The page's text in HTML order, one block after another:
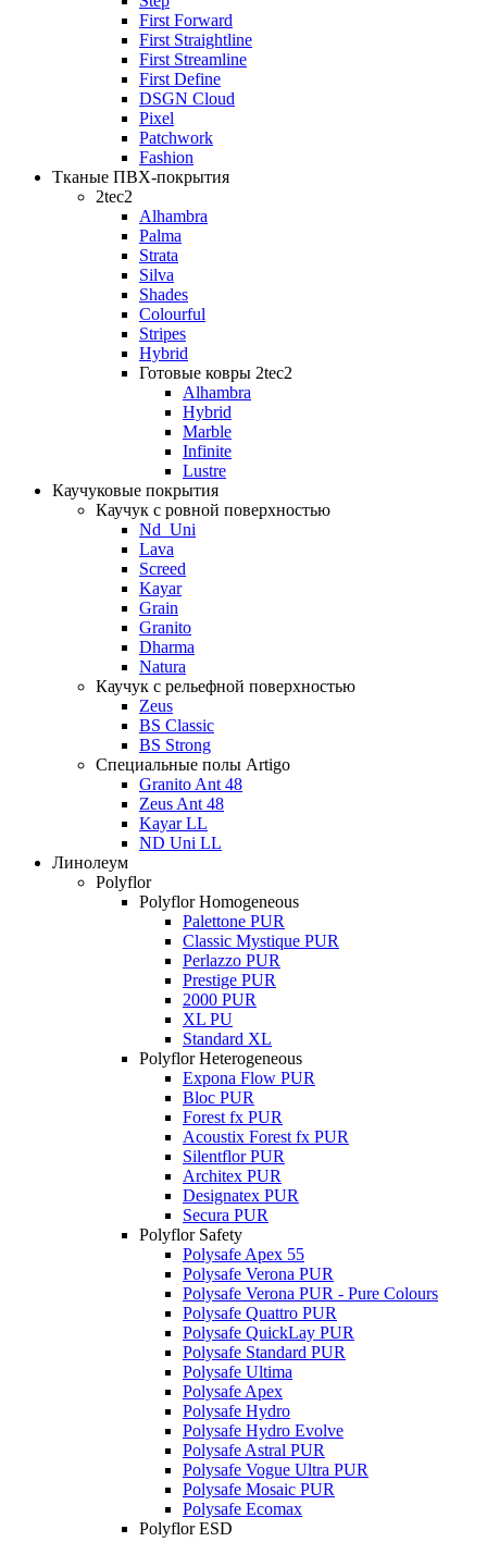
First Forward
First Straightline
First Streamline
First Define
DSGN Cloud
Pixel
Patchwork
Fashion
Тканые ПВХ-покрытия
2tec2
Alhambra
Palma
Strata
Silva
Shades
Colourful
Stripes
Hybrid
Готовые ковры 2tec2
Alhambra
Hybrid
Marble
Infinite
Lustre
Каучуковые покрытия
Каучук с ровной поверхностью
Nd_Uni
Lava
Screed
Kayar
Grain
Granito
Dharma
Natura
Каучук с рельефной поверхностью
Zeus
BS Classic
BS Strong
Специальные полы Artigo
Granito Ant 48
Zeus Ant 48
Kayar LL
ND Uni LL
Линолеум
Polyflor
Polyflor Homogeneous
Palettone PUR
Classic Mystique PUR
Perlazzo PUR
Prestige PUR
2000 PUR
XL PU
Standard XL
Polyflor Heterogeneous
Expona Flow PUR
Bloc PUR
Forest fx PUR
Acoustix Forest fx PUR
Silentflor PUR
Architex PUR
Designatex PUR
Secura PUR
Polyflor Safety
Polysafe Apex 55
Polysafe Verona PUR
Polysafe Verona PUR - Pure Colours
Polysafe Quattro PUR
Polysafe QuickLay PUR
Polysafe Standard PUR
Polysafe Ultima
Polysafe Apex
Polysafe Hydro
Polysafe Hydro Evolve
Polysafe Astral PUR
Polysafe Vogue Ultra PUR
Polysafe Mosaic PUR
Polysafe Ecomax
Polyflor ESD